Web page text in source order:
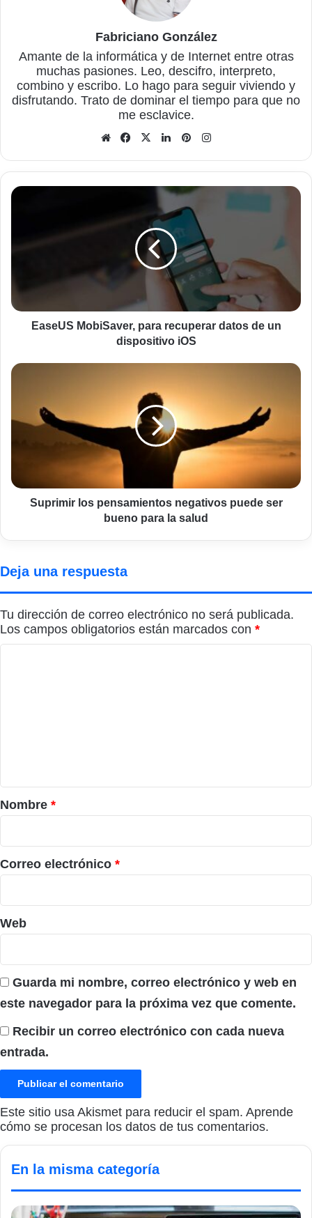
Fabriciano González
Amante de la informática y de Internet entre otras
muchas pasiones. Leo, descifro, interpreto,
combino y escribo. Lo hago para seguir viviendo y
disfrutando. Trato de dominar el tiempo para que no
me esclavice.
Sitio
Facebook
X LinkedInPinterest
EaseUS
recuperar
dispositivo
iOS
EaseUS MobiSaver, para recuperar datos de un
dispositivo iOS
Suprimir
negativos
puede
la
saludSuprimir los pensamientos negativos puede ser
bueno para la salud
Deja una respuesta
Tu dirección de correo electrónico no será publicada.
Los campos obligatorios están marcados con *
r
i
o
*
Nombre *
Correo electrónico *
Web
Guarda mi nombre, correo electrónico y web en
este navegador para la próxima vez que comente.
Recibir un correo electrónico con cada nueva
entrada.
Este sitio usa Akismet para reducir el spam. Aprende
cómo se procesan los datos de tus comentarios.
En la misma categoría